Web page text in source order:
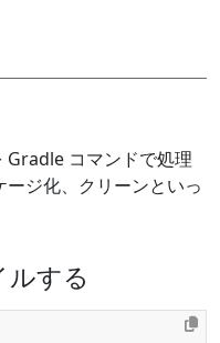
Gradle コマンドで処理
ジ化、クリーンといっ
する